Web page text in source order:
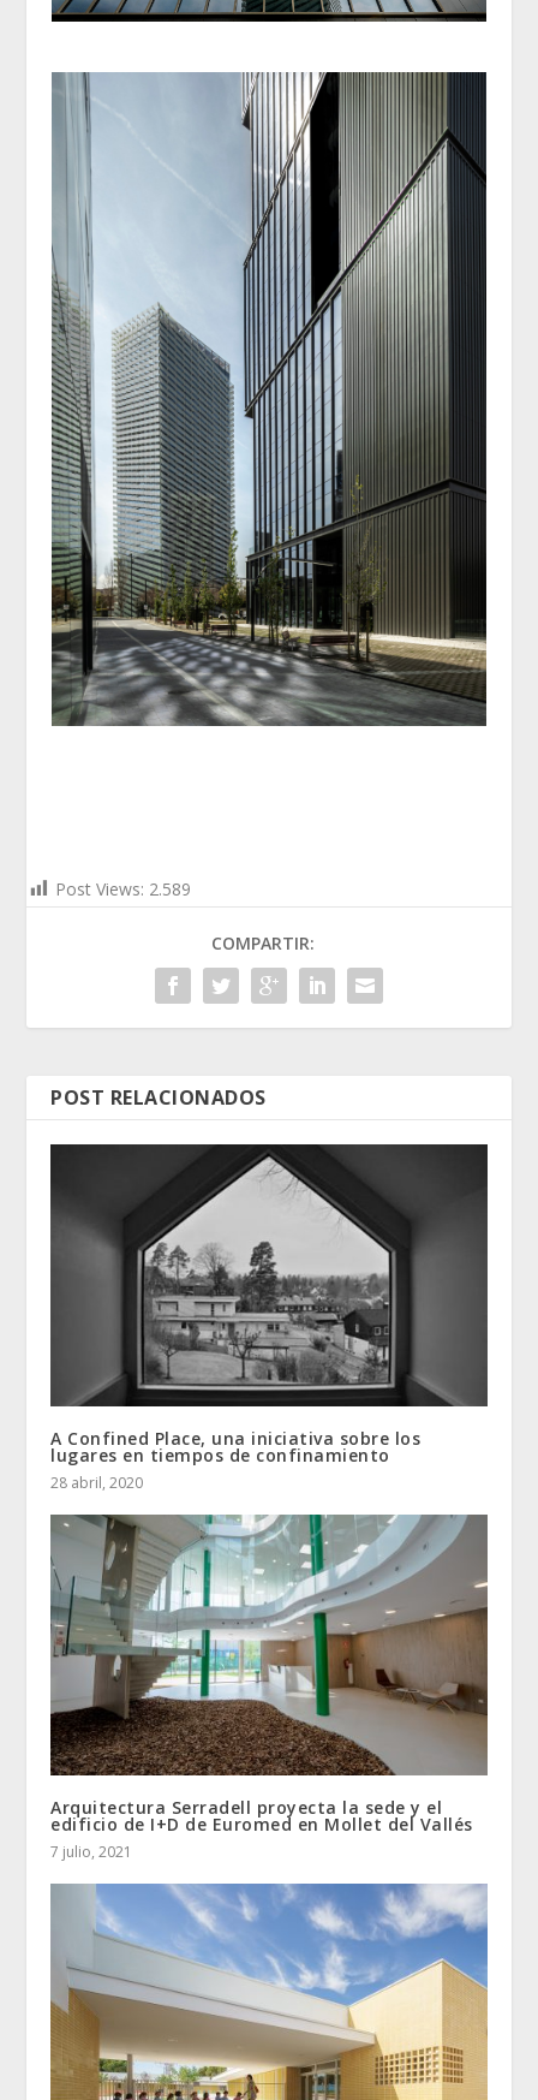
Post Views: 2.589
COMPARTIR:
POST RELACIONADOS
A Confined Place, una iniciativa sobre los
lugares en tiempos de confinamiento
28 abril, 2020
Arquitectura Serradell proyecta la sede y el
edificio de I+D de Euromed en Mollet del Vallés
7 julio, 2021